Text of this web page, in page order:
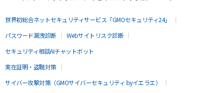
世界初総合ネットセキュリティサービス「GMOセキュリティ24」
パスワード漏洩診断
Webサイトリスク診断
セキュリティ相談AIチャットボット
実在証明・盗聴対策
サイバー攻撃対策（GMOサイバーセキュリティ byイエラエ）